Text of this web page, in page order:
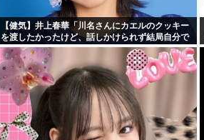
【健気】井上春華「川名さんにカエルのクッキー
を渡したかったけど、話しかけられず結局自分で
食べた」